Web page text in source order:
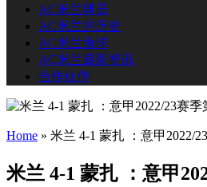
AC米兰球员
AC米兰的历史
AC米兰角球
AC米兰最新资讯
合作伙伴
Home » 米兰 4-1 蒙扎 ：意甲2022/
米兰 4-1 蒙扎 ：意甲